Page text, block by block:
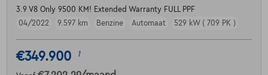
3.9 V8 Only 9500 KM! Extended Warranty FULL PPF
04/2022
9.597 km Benzine Automaat 529 kW ( 709 PK )
€349.900 1